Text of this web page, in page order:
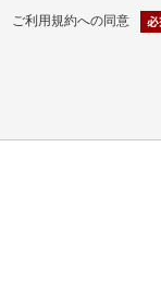
ご利用規約への同意